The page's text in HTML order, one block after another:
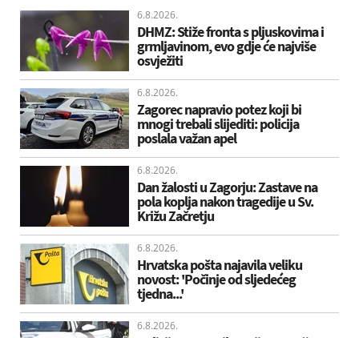
6.8.2026.
DHMZ: Stiže fronta s pljuskovima i
grmljavinom, evo gdje će najviše
osvježiti
6.8.2026.
Zagorec napravio potez koji bi
mnogi trebali slijediti: policija
poslala važan apel
6.8.2026.
Dan žalosti u Zagorju: Zastave na
pola koplja nakon tragedije u Sv.
Križu Začretju
6.8.2026.
Hrvatska pošta najavila veliku
novost: 'Počinje od sljedećeg
tjedna...'
6.8.2026.